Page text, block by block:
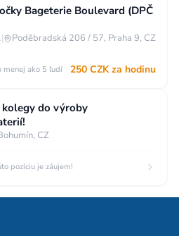
Bageterie Boulevard (DPČ
| Poděbradská 206 / 57, Praha 9, CZ
menej ako 5 ľudí 250 CZK za hodinu
kolegy do výroby
CZ
pozíciu je záujem!